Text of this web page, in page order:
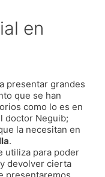
en
presentar grandes
que se han
como lo es en
doctor Neguib;
la necesitan en
.
utiliza para poder
devolver cierta